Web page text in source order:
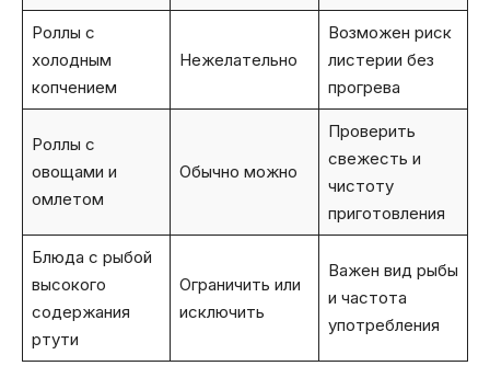
Роллы с
холодным
копчением
Нежелательно
Возможен риск
листерии без
прогрева
Роллы с
овощами и
омлетом
Обычно можно
Проверить
свежесть и
чистоту
приготовления
Блюда с рыбой
высокого
содержания
ртути
Ограничить или
исключить
Важен вид рыбы
и частота
употребления